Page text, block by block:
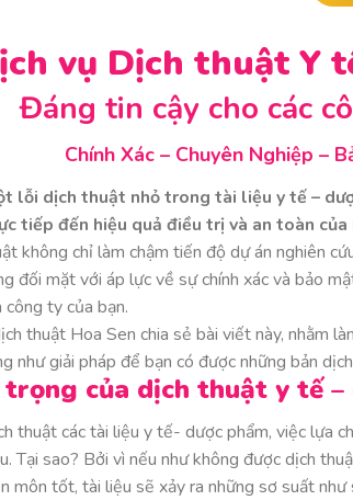
vụ Dịch thuật Y
Đáng tin cậy cho các
Chính Xác – Chuyên Nghiệp –
lỗi dịch thuật nhỏ trong tài liệu y tế –
tiếp đến hiệu quả điều trị và an toàn của
không chỉ làm chậm tiến độ dự án nghiên
đối mặt với áp lực về sự chính xác và bảo
công ty của bạn.
thuật Hoa Sen chia sẻ bài viết này, nhằm
như giải pháp để bạn có được những bản
trọng của dịch thuật y tế –
thuật các tài liệu y tế- dược phẩm, việc lựa
Tại sao? Bởi vì nếu như không được dịch
môn tốt, tài liệu sẽ xảy ra những sơ suất như